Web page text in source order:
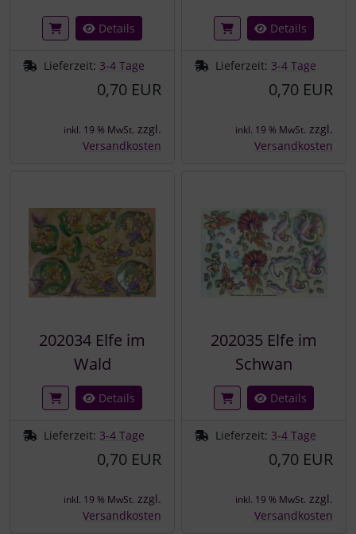
Details
Lieferzeit: 3-4 Tage
0,70 EUR
inkl. 19 % MwSt. zzgl.
Versandkosten
Details
Lieferzeit: 3-4 Tage
0,70 EUR
inkl. 19 % MwSt. zzgl.
Versandkosten
202034 Elfe im
Wald
Details
Lieferzeit: 3-4 Tage
0,70 EUR
inkl. 19 % MwSt. zzgl.
Versandkosten
202035 Elfe im
Schwan
Details
Lieferzeit: 3-4 Tage
0,70 EUR
inkl. 19 % MwSt. zzgl.
Versandkosten